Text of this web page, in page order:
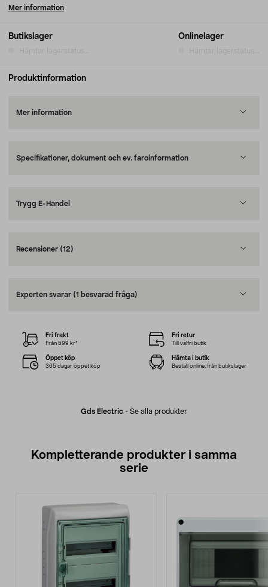
Butikslager Onlinelager
Mer information
Produktinformation
Mer information
Specifikationer, dokument och ev. faroinformation
Trygg E-Handel
Recensioner (12)
Experten svarar (1 besvarad fråga)
Gds Electric - Se alla produkter
Fri frakt
Från 599 kr*
Fri retur
Till valfri butik
Öppet köp
365 dagar öppet köp
Hämta i butik
Beställ online, från butikslager
Kompletterande produkter i samma
serie